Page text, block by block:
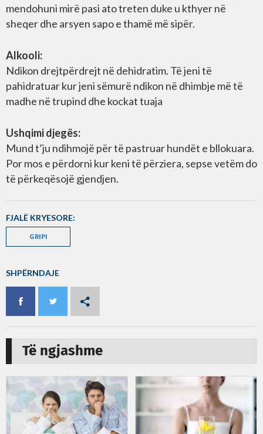
mendohuni mirë pasi ato treten duke u kthyer në
sheqer dhe arsyen sapo e thamë më sipër.
Alkooli:
Ndikon drejtpërdrejt në dehidratim. Të jeni të
pahidratuar kur jeni sëmurë ndikon në dhimbje më të
madhe në trupind dhe kockat tuaja
Ushqimi djegës:
Mund t’ju ndihmojë për të pastruar hundët e bllokuara.
Por mos e përdorni kur keni të përziera, sepse vetëm do
të përkeqësojë gjendjen.
FJALË KRYESORE:
GRIPI
SHPËRNDAJE
Të ngjashme